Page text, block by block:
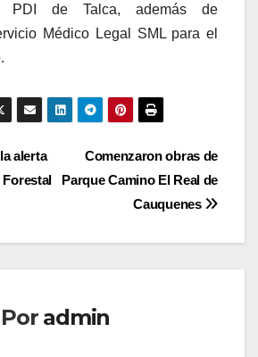
PDI de Talca, además de
Médico Legal SML para el
Comenzaron obras de
Parque Camino El Real de
Cauquenes
alerta
Por admin